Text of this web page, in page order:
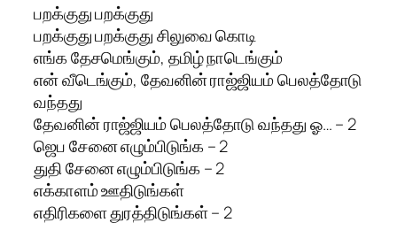
பறக்குது பறக்குது
பறக்குது பறக்குது சிலுவை கொடி
எங்க தேசமெங்கும், தமிழ் நாடெங்கும்
என் வீடெங்கும், தேவனின் ராஜ்ஜியம் பெலத்தோடு
வந்தது
தேவனின் ராஜ்ஜியம் பெலத்தோடு வந்தது ஓ… – 2
ஜெப சேனை எழும்பிடுங்க – 2
துதி சேனை எழும்பிடுங்க – 2
எக்காளம் ஊதிடுங்கள்
எதிரிகளை துரத்திடுங்கள் – 2